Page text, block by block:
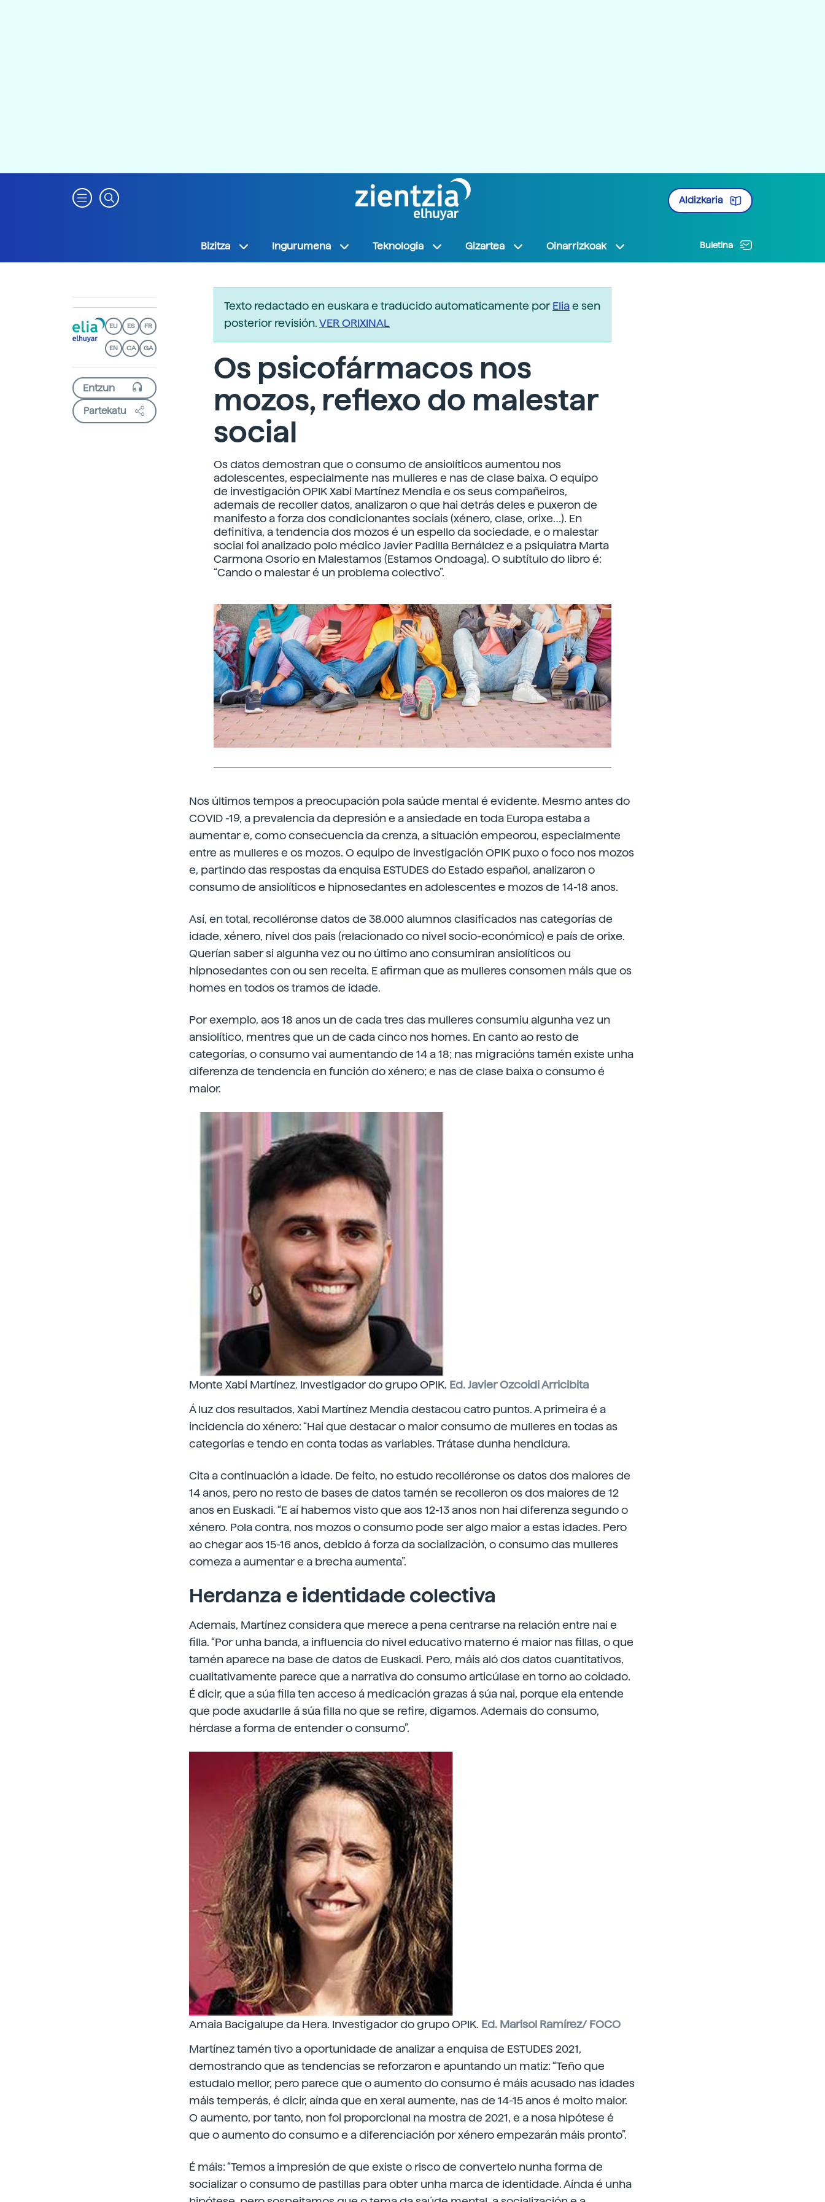
Aldizkaria
Bizitza Ingurumena Teknologia Gizartea Oinarrizkoak Buletina
EU ES FR
EN CA GA
Partekatu
Texto redactado en euskara e traducido automaticamente porEliae sen
posterior revisión.VER ORIXINAL
Os psicofármacos nos
mozos, reflexo do malestar
social
Os datos demostran que o consumo de ansiolíticos aumentou nos
adolescentes, especialmente nas mulleres e nas de clase baixa. O equipo
de investigación OPIK Xabi Martínez Mendia e os seus compañeiros,
ademais de recoller datos, analizaron o que hai detrás deles e puxeron de
manifesto a forza dos condicionantes sociais (xénero, clase, orixe…). En
definitiva, a tendencia dos mozos é un espello da sociedade, e o malestar
social foi analizado polo médico Javier Padilla Bernáldez e a psiquiatra Marta
Carmona Osorio en Malestamos (Estamos Ondoaga). O subtítulo do libro é:
“Cando o malestar é un problema colectivo”.
Nos últimos tempos a preocupación pola saúde mental é evidente. Mesmo antes do
COVID -19, a prevalencia da depresión e a ansiedade en toda Europa estaba a
aumentar e, como consecuencia da crenza, a situación empeorou, especialmente
entre as mulleres e os mozos. O equipo de investigación OPIK puxo o foco nos mozos
e, partindo das respostas da enquisa ESTUDES do Estado español, analizaron o
consumo de ansiolíticos e hipnosedantes en adolescentes e mozos de 14-18 anos.
Así, en total, recolléronse datos de 38.000 alumnos clasificados nas categorías de
idade, xénero, nivel dos pais (relacionado co nivel socio-económico) e país de orixe.
Querían saber si algunha vez ou no último ano consumiran ansiolíticos ou
hipnosedantes con ou sen receita. E afirman que as mulleres consomen máis que os
homes en todos os tramos de idade.
Por exemplo, aos 18 anos un de cada tres das mulleres consumiu algunha vez un
ansiolítico, mentres que un de cada cinco nos homes. En canto ao resto de
categorías, o consumo vai aumentando de 14 a 18; nas migracións tamén existe unha
diferenza de tendencia en función do xénero; e nas de clase baixa o consumo é
maior.
Monte Xabi Martínez. Investigador do grupo OPIK. Ed. Javier Ozcoidi Arricibita
Á luz dos resultados, Xabi Martínez Mendia destacou catro puntos. A primeira é a
incidencia do xénero: “Hai que destacar o maior consumo de mulleres en todas as
categorías e tendo en conta todas as variables. Trátase dunha hendidura.
Cita a continuación a idade. De feito, no estudo recolléronse os datos dos maiores de
14 anos, pero no resto de bases de datos tamén se recolleron os dos maiores de 12
anos en Euskadi. “E aí habemos visto que aos 12-13 anos non hai diferenza segundo o
xénero. Pola contra, nos mozos o consumo pode ser algo maior a estas idades. Pero
ao chegar aos 15-16 anos, debido á forza da socialización, o consumo das mulleres
comeza a aumentar e a brecha aumenta”.
Herdanza e identidade colectiva
Ademais, Martínez considera que merece a pena centrarse na relación entre nai e
filla. “Por unha banda, a influencia do nivel educativo materno é maior nas fillas, o que
tamén aparece na base de datos de Euskadi. Pero, máis aló dos datos cuantitativos,
cualitativamente parece que a narrativa do consumo articúlase en torno ao coidado.
É dicir, que a súa filla ten acceso á medicación grazas á súa nai, porque ela entende
que pode axudarlle á súa filla no que se refire, digamos. Ademais do consumo,
hérdase a forma de entender o consumo”.
Amaia Bacigalupe da Hera. Investigador do grupo OPIK. Ed. Marisol Ramírez/ FOCO
Martínez tamén tivo a oportunidade de analizar a enquisa de ESTUDES 2021,
demostrando que as tendencias se reforzaron e apuntando un matiz: “Teño que
estudalo mellor, pero parece que o aumento do consumo é máis acusado nas idades
máis temperás, é dicir, aínda que en xeral aumente, nas de 14-15 anos é moito maior.
O aumento, por tanto, non foi proporcional na mostra de 2021, e a nosa hipótese é
que o aumento do consumo e a diferenciación por xénero empezarán máis pronto”.
É máis: “Temos a impresión de que existe o risco de convertelo nunha forma de
socializar o consumo de pastillas para obter unha marca de identidade. Aínda é unha